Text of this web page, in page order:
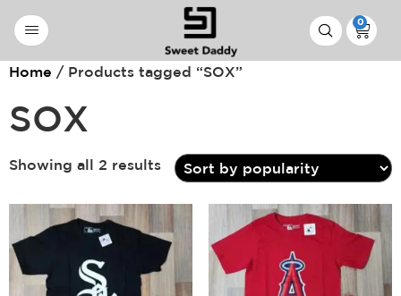
0
Home / Products tagged “SOX”
SOX
Showing all 2 results